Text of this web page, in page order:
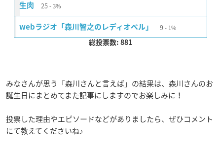
生肉 25 3%
webラジオ「森川智之のレディオベル」 9 1%
総投票数: 881
みなさんが思う「森川さんと言えば」の結果は、森川さんのお
誕生日にまとめてまた記事にしますのでお楽しみに！
投票した理由やエピソードなどがありましたら、ぜひコメント
にて教えてくださいね♪